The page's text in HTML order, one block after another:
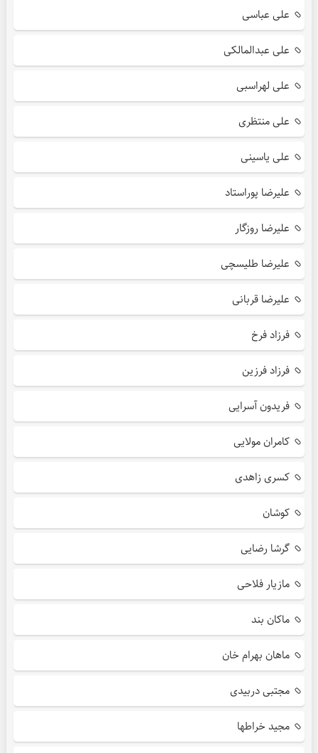
علی عباسی
علی عبدالمالکی
علی لهراسبی
علی منتظری
علی یاسینی
علیرضا پوراستاد
علیرضا روزگار
علیرضا طلیسچی
علیرضا قربانی
فرزاد فرخ
فرزاد فرزین
فریدون آسرایی
کامران مولایی
کسری زاهدی
کوشان
گرشا رضایی
مازیار فلاحی
ماکان بند
ماهان بهرام خان
مجتبی دربیدی
مجید خراطها